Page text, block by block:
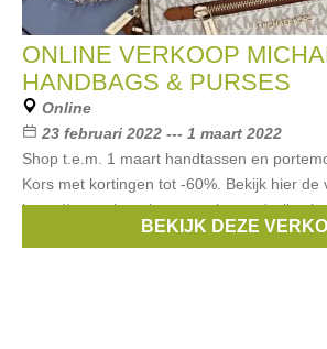
ONLINE VERKOOP
HANDBAGS & PURSES
Online
23 februari 2022 --- 1 maart 2022
Shop t.e.m. 1 maart handtassen en
Kors met kortingen tot -60%. Bekijk hier de
https://www.shoppingeventvip.com/
michael kors
BEKIJK DEZE